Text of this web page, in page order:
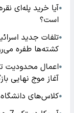
●آیا خرید پله‌ای
است؟
●تلفات جدید
کشته‌ها طفره
●
آغاز موج نهایی
●کلاس‌های